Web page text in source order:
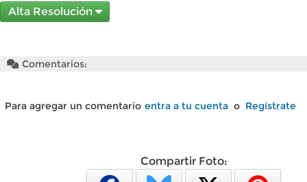
Alta Resolución
Comentarios:
Para agregar un comentario entra a tu cuenta o Regístrate
Compartir Foto: